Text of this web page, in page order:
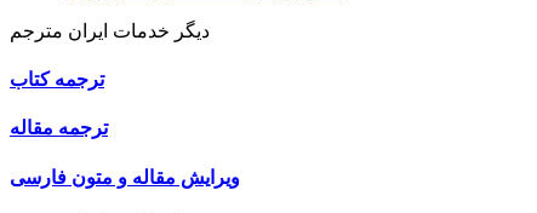
دیگر خدمات ایران مترجم
ترجمه کتاب
ترجمه مقاله
ویرایش مقاله و متون فارسی